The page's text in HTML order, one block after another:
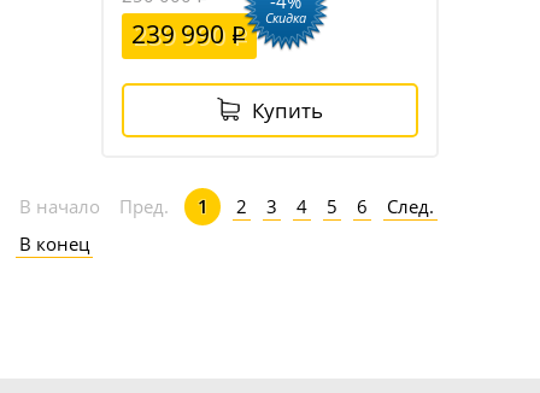
239 990 Скидка
Купить
В начало Пред. 1 2 3 4 5 6
След.
В конец